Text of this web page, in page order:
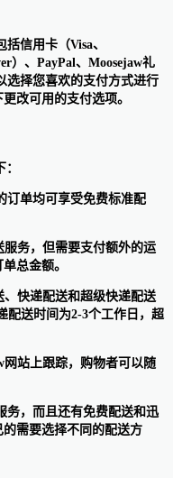
信用卡（Visa、
）、PayPal、Moosejaw礼
选择您喜欢的支付方式进行
改可用的支付选项。
订单均可享受免费标准配
服务，但需要支付额外的运
总金额。
、快递配送和超级快递配送
配送时间为2-3个工作日，超
网站上跟踪，购物者可以随
务，而且还有免费配送和迅
需要选择不同的配送方